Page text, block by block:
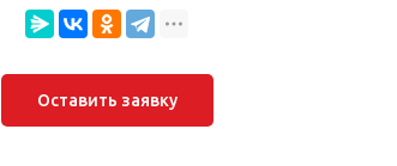
Оставить заявку